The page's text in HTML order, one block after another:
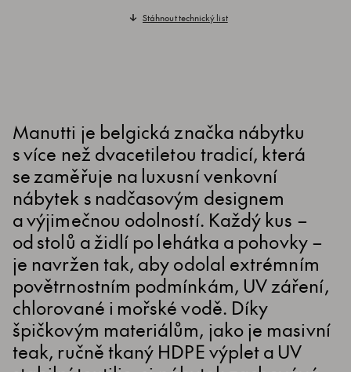
Stáhnout technický list
Manutti je belgická značka nábytku
s více než dvacetiletou tradicí, která
se zaměřuje na luxusní venkovní
nábytek s nadčasovým designem
a výjimečnou odolností. Každý kus –
od stolů a židlí po lehátka a pohovky –
je navržen tak, aby odolal extrémním
povětrnostním podmínkám, UV záření,
chlorované i mořské vodě. Díky
špičkovým materiálům, jako je masivní
teak, ručně tkaný HDPE výplet a UV